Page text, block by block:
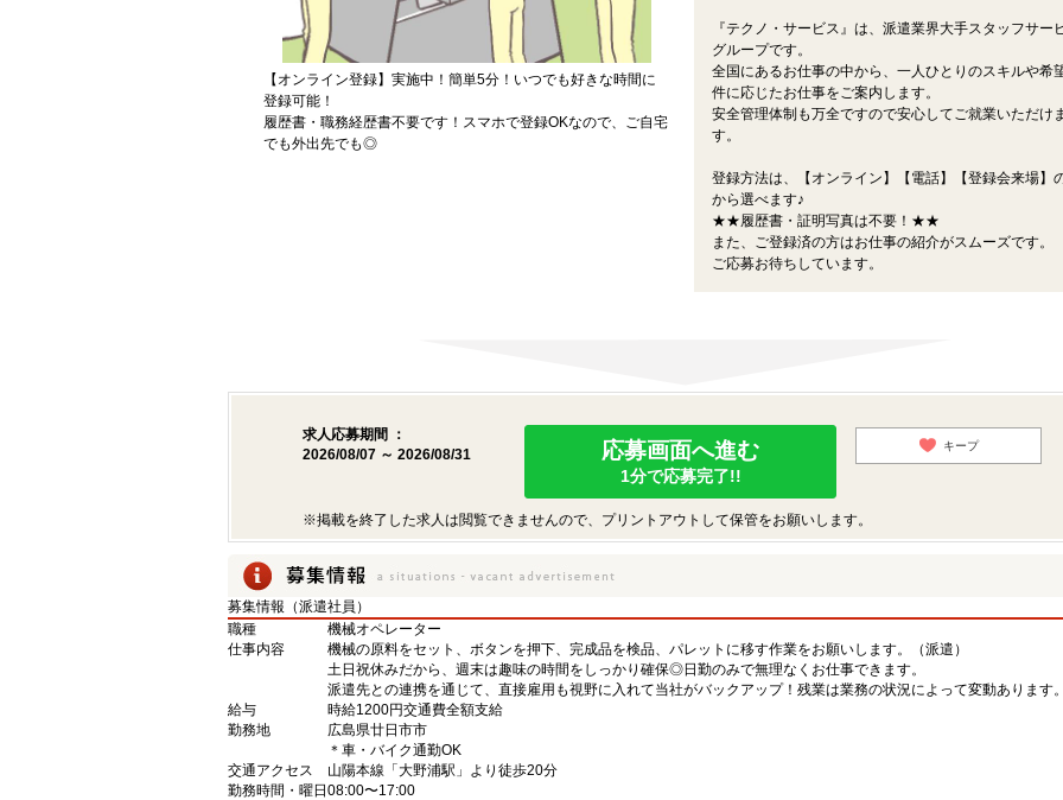
【オンライン登録】実施中！簡単5分！いつでも好きな時間に
登録可能！
履歴書・職務経歴書不要です！スマホで登録OKなので、ご自宅
でも外出先でも◎
『テクノ・サービス』は、派遣業界大手スタッフサー
グループです。
全国にあるお仕事の中から、一人ひとりのスキルや希
件に応じたお仕事をご案内します。
安全管理体制も万全ですので安心してご就業いただけ
す。
登録方法は、【オンライン】【電話】【登録会来場】
から選べます♪
★★履歴書・証明写真は不要！★★
また、ご登録済の方はお仕事の紹介がスムーズです。
ご応募お待ちしています。
求人応募期間 ：
2026/08/07 ～ 2026/08/31
応募画面へ進む
1分で応募完了!!
キープ
※掲載を終了した求人は閲覧できませんので、プリントアウトして保管をお願いします。
募集情報（派遣社員）
職種
機械オペレーター
仕事内容
機械の原料をセット、ボタンを押下、完成品を検品、パレットに移す作業をお願いします。（派遣）
土日祝休みだから、週末は趣味の時間をしっかり確保◎日勤のみで無理なくお仕事できます。
派遣先との連携を通じて、直接雇用も視野に入れて当社がバックアップ！残業は業務の状況によって変動あります
給与
時給1200円交通費全額支給
勤務地
広島県廿日市市
＊車・バイク通勤OK
交通アクセス
山陽本線「大野浦駅」より徒歩20分
勤務時間・曜日 08:00〜17:00